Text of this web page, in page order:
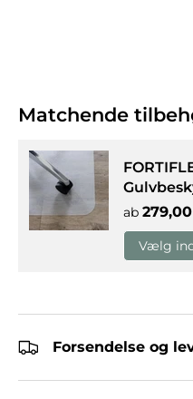
Matchende
ab
Vælg
Forsendelse og